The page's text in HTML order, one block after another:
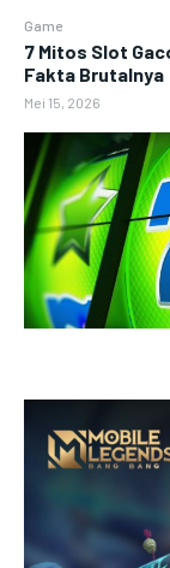
Game
7 Mitos Slot
Fakta Brutalnya
Mei 15, 2026